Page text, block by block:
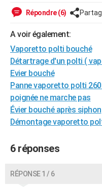
Forum
Aménagement intérieur
Extérieur
Cuisine
Salle de bains
Jardinage
Rangement
WEEK-END
LIFESTYLE
Art de vivre
Bien-être
Loisirs
Mode
Modes de vie
SANTE
Alimentation
Guide de la santé
Maladies
Médicaments
Sommeil
VOYAGE
Destinations
City break
Voyage nature
Voyage de noces
Forum
Climat
+PHOTO
GUIDES D'ACHAT
CARTE DE VOEUX
Carte de Noël
Carte Bonne année
Carte Saint-Valentin
Carte Pâques
Carte d'anniversaire
DICTIONNAIRE
Répondre (6)
A voir également:
Vaporetto polti bouché
Détartrage d'un polti (
Evier bouché
Panne vaporetto polti
poignée ne marche pas
Évier bouché après siphon
Démontage vaporetto
6 réponses
RÉPONSE 1 / 6